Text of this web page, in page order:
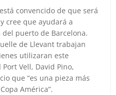
convencido de que será
cree que ayudará a
puerto de Barcelona.
de Llevant trabajan
utilizaran este
Vell, David Pino,
que “es una pieza más
América”.